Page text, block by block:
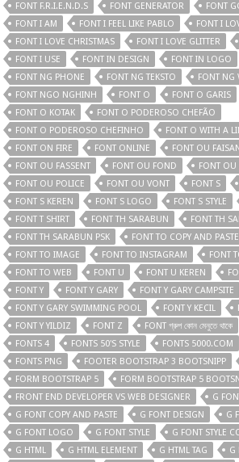
FONT F.R.I.E.N.D.S
FONT GENERATOR FONT
FONT I AM
FONT I FEEL LIKE PABLO
FONT I
FONT I LOVE CHRISTMAS
FONT I LOVE GLITTER
FONT I USE
FONT IN DESIGN FONT IN LOGO
FONT NG PHONE
FONT NG TEKSTO
FONT NG
FONT NGO NGHINH
FONT O FONT O GARIS
FONT O KOTAK
FONT O PODEROSO CHEFÃO
FONT O PODEROSO CHEFINHO
FONT O WITH A
FONT ON FIRE
FONT ONLINE FONT OU
FONT OU FASSENT
FONT OU FOND
FONT OU
FONT OU POLICE
FONT OU VONT FONT S
FONT S KEREN
FONT S LOGO FONT S STYLE
FONT T SHIRT
FONT TH SARABUN
FONT TH
FONT TH SARABUN PSK
FONT TO COPY AND PASTE
FONT TO IMAGE
FONT TO INSTAGRAM FONT
FONT TO WEB
FONT U FONT U KEREN
FONT Y
FONT Y GARY FONT Y GARY CAMPSITE
FONT Y GARY SWIMMING POOL
FONT Y KECIL
FONT Y YILDIZ
FONT Z FONT গ্রুপ কোন মেনুতে থাকে
FONTS 4
FONTS 50'S STYLE FONTS 5000.COM
FONTS PNG
FOOTER BOOTSTRAP 3 BOOTSNIPP
FORM BOOTSTRAP 5
FORM BOOTSTRAP 5
FRONT END DEVELOPER VS WEB DESIGNER
G
G FONT COPY AND PASTE
G FONT DESIGN
G
G FONT LOGO
G FONT STYLE G FONT STYLE
G HTML
G HTML ELEMENT G HTML TAG G